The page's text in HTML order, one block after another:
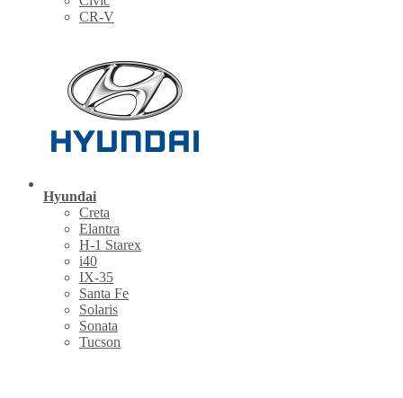
CR-V
Hyundai
Creta
Elantra
H-1 Starex
i40
IX-35
Santa Fe
Solaris
Sonata
Tucson